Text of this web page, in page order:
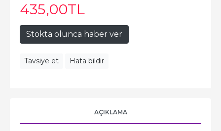
435,00TL
Stokta olunca haber ver
Tavsiye et Hata bildir
AÇIKLAMA